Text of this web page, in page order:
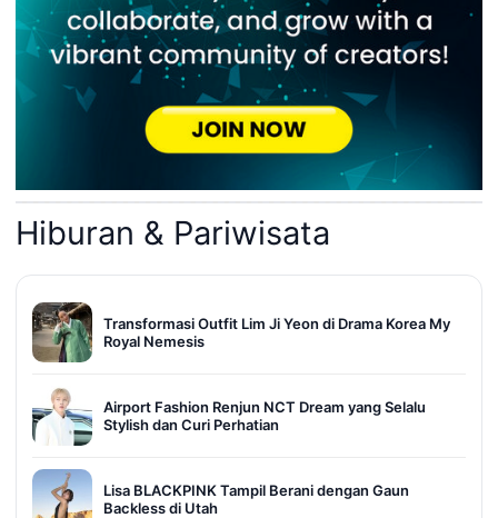
Hiburan & Pariwisata
Transformasi Outfit Lim Ji Yeon di Drama Korea My
Royal Nemesis
Airport Fashion Renjun NCT Dream yang Selalu
Stylish dan Curi Perhatian
Lisa BLACKPINK Tampil Berani dengan Gaun
Backless di Utah